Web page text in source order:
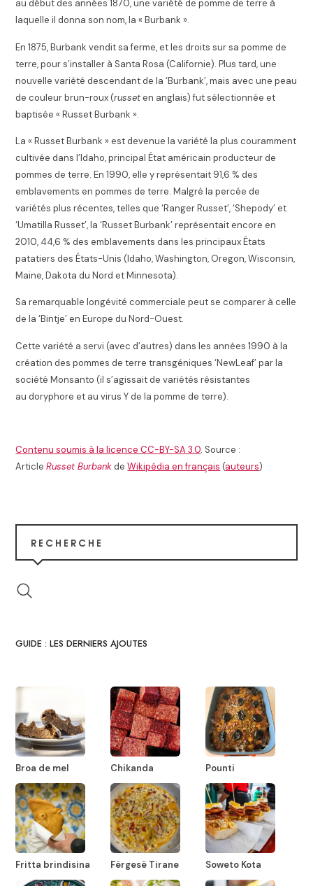
au début des années 1870, une variété de pomme de terre à
laquelle il donna son nom, la « Burbank ».
En 1875, Burbank vendit sa ferme, et les droits sur sa pomme de
terre, pour s’installer à Santa Rosa (Californie). Plus tard, une
nouvelle variété descendant de la ‘Burbank’, mais avec une peau
de couleur brun-roux (russeten anglais) fut sélectionnée et
baptisée « Russet Burbank ».
La « Russet Burbank » est devenue la variété la plus couramment
cultivée dans l’Idaho, principal État américain producteur de
pommes de terre. En 1990, elle y représentait 91,6 % des
emblavements en pommes de terre. Malgré la percée de
variétés plus récentes, telles que ‘Ranger Russet’, ‘Shepody’ et
‘Umatilla Russet’, la ‘Russet Burbank’ représentait encore en
2010, 44,6 % des emblavements dans les principaux États
patatiers des États-Unis (Idaho, Washington, Oregon, Wisconsin,
Maine, Dakota du Nord et Minnesota).
Sa remarquable longévité commerciale peut se comparer à celle
de la ‘Bintje’ en Europe du Nord-Ouest.
Cette variété a servi (avec d’autres) dans les années 1990 à la
création des pommes de terre transgéniques ‘NewLeaf’ par la
société Monsanto (il s’agissait de variétés résistantes
au doryphore et au virus Y de la pomme de terre).
Contenu soumis à la licence CC-BY-SA 3.0. Source :
ArticleRusset BurbankdeWikipédia en français (auteurs)
RECHERCHE
GUIDE : LES DERNIERS AJOUTES
Broa de mel Chikanda Pounti
Fritta brindisina Fërgesë Tirane Soweto Kota